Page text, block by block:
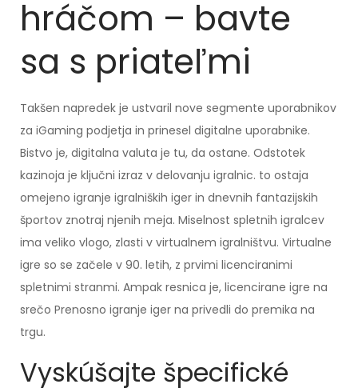
hráčom – bavte
sa s priateľmi
Takšen napredek je ustvaril nove segmente uporabnikov
za iGaming podjetja in prinesel digitalne uporabnike.
Bistvo je, digitalna valuta je tu, da ostane. Odstotek
kazinoja je ključni izraz v delovanju igralnic. to ostaja
omejeno igranje igralniških iger in dnevnih fantazijskih
športov znotraj njenih meja. Miselnost spletnih igralcev
ima veliko vlogo, zlasti v virtualnem igralništvu. Virtualne
igre so se začele v 90. letih, z prvimi licenciranimi
spletnimi stranmi. Ampak resnica je, licencirane igre na
srečo Prenosno igranje iger na privedli do premika na
trgu.
Vyskúšajte špecifické